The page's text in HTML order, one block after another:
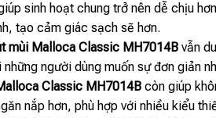
sinh hoạt chung trở nên dễ chịu
tạo cảm giác sạch sẽ hơn.
mùi Malloca Classic MH7014B vẫn
người dùng muốn sự đơn giản
Classic MH7014B còn giúp
nắp hơn, phù hợp với nhiều kiểu